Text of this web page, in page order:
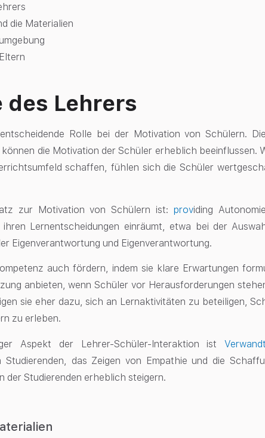
die Materialien
des Lehrers
Rolle bei der Motivation von Schülern.
die Motivation der Schüler erheblich beeinflussen.
schaffen, fühlen sich die Schüler
zur Motivation von Schülern ist: providing Autonomie
Lernentscheidungen einräumt, etwa bei der
Eigenverantwortung und Eigenverantwortung.
auch fördern, indem sie klare Erwartungen
anbieten, wenn Schüler vor Herausforderungen
sie eher dazu, sich an Lernaktivitäten zu beteiligen,
zu erleben.
Aspekt der Lehrer-Schüler-Interaktion ist
Studierenden, das Zeigen von Empathie und die
der Studierenden erheblich steigern.